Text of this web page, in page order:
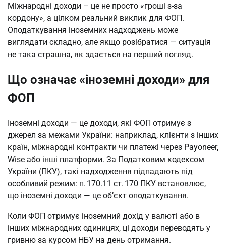
Міжнародні доходи – це не просто «гроші з-за
кордону», а цілком реальний виклик для ФОП.
Оподаткування іноземних надходжень може
виглядати складно, але якщо розібратися — ситуація
не така страшна, як здається на перший погляд.
Що означає «іноземні доходи» для
ФОП
Іноземні доходи — це доходи, які ФОП отримує з
джерел за межами України: наприклад, клієнти з інших
країн, міжнародні контракти чи платежі через Payoneer,
Wise або інші платформи. За Податковим кодексом
України (ПКУ), такі надходження підпадають під
особливий режим: п. 170.11 ст. 170 ПКУ встановлює,
що іноземні доходи — це об’єкт оподаткування.
Коли ФОП отримує іноземний дохід у валюті або в
інших міжнародних одиницях, ці доходи переводять у
гривню за курсом НБУ на день отримання.